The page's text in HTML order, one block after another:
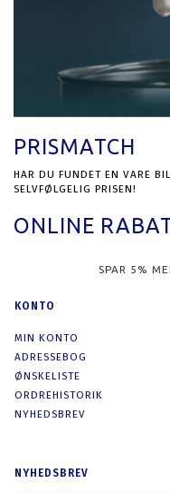
PRISMATCH
HAR DU FUNDET EN VARE
SELVFØLGELIG PRISEN!
ONLINE
SPAR 5%
KONTO
MIN KONTO
ADRESSEBOG
ØNSKELISTE
ORDREHISTORIK
NYHEDSBREV
NYHEDSBREV